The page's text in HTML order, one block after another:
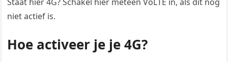
niet actief is.
Hoe activeer je je 4G?